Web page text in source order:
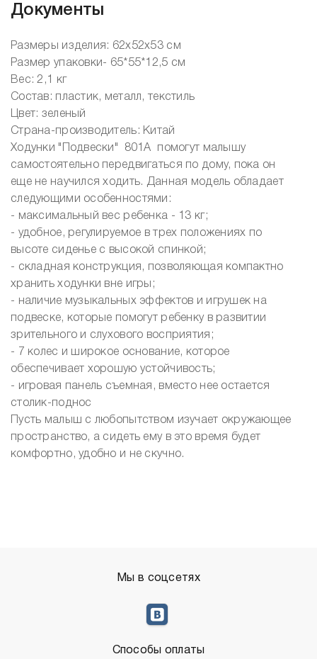
Документы
Размеры изделия: 62х52х53 см
Размер упаковки- 65*55*12,5 см
Вес: 2,1 кг
Состав: пластик, металл, текстиль
Цвет: зеленый
Страна-производитель: Китай
Ходунки "Подвески" 801А помогут малышу
самостоятельно передвигаться по дому, пока он
еще не научился ходить. Данная модель обладает
следующими особенностями:
- максимальный вес ребенка - 13 кг;
- удобное, регулируемое в трех положениях по
высоте сиденье с высокой спинкой;
- складная конструкция, позволяющая компактно
хранить ходунки вне игры;
- наличие музыкальных эффектов и игрушек на
подвеске, которые помогут ребенку в развитии
зрительного и слухового восприятия;
- 7 колес и широкое основание, которое
обеспечивает хорошую устойчивость;
- игровая панель съемная, вместо нее остается
столик-поднос
Пусть малыш с любопытством изучает окружающее
пространство, а сидеть ему в это время будет
комфортно, удобно и не скучно.
Мы в соцсетях
Способы оплаты